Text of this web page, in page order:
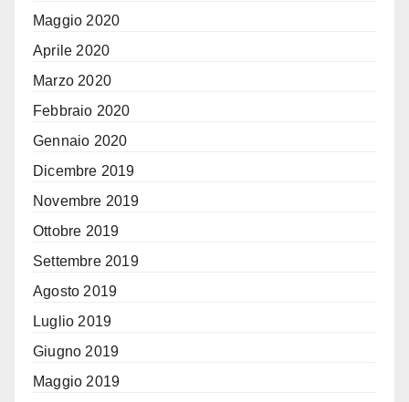
Maggio 2020
Aprile 2020
Marzo 2020
Febbraio 2020
Gennaio 2020
Dicembre 2019
Novembre 2019
Ottobre 2019
Settembre 2019
Agosto 2019
Luglio 2019
Giugno 2019
Maggio 2019